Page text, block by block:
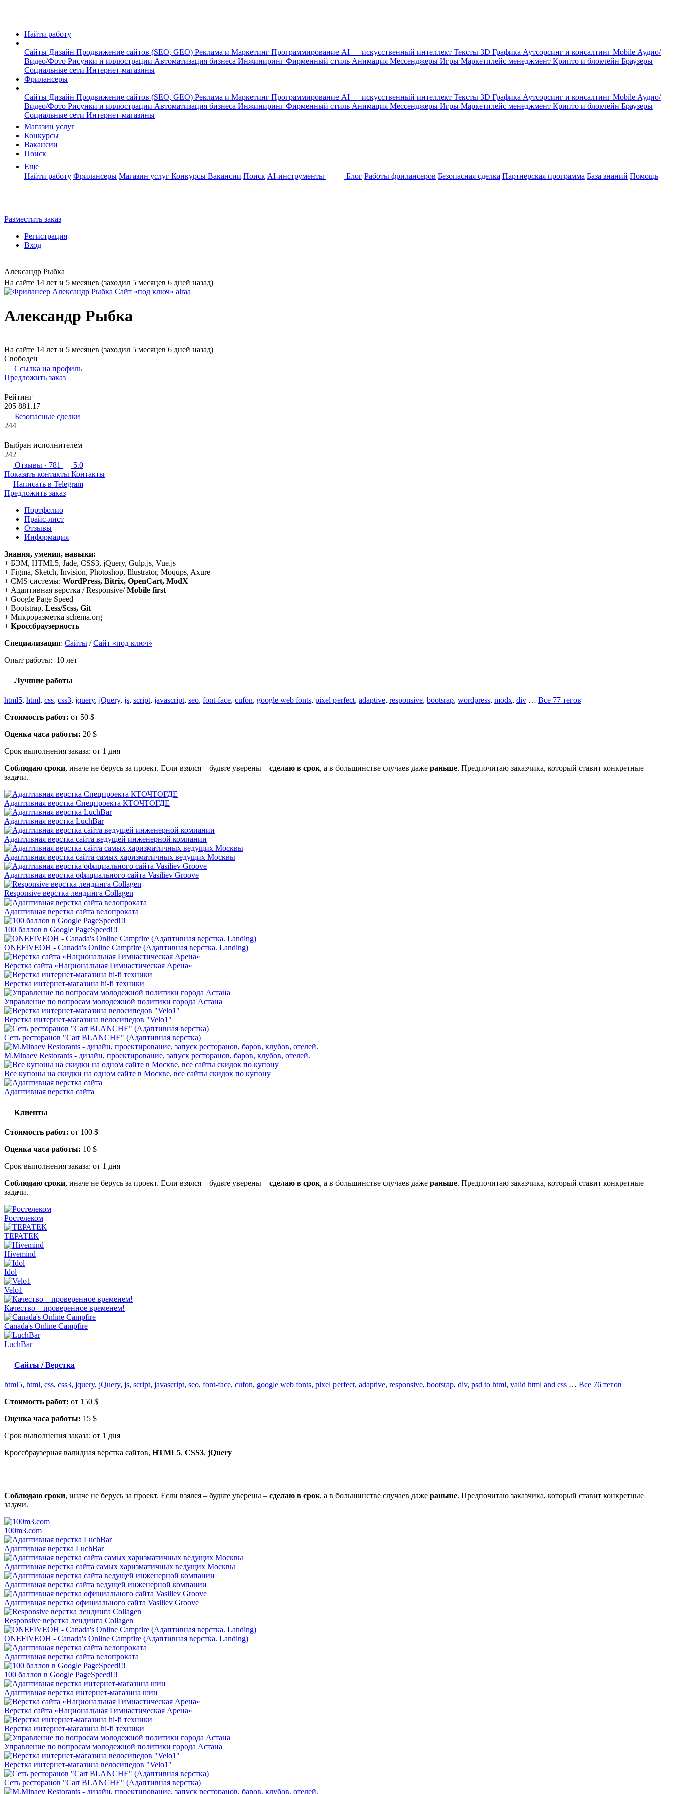
Найти работу
Сайты Дизайн Продвижение сайтов (SEO, GEO) Реклама и Маркетинг Программирование AI — искусственный интеллект Тексты 3D Графика Аутсорсинг и консалтинг Mobile Аудио/
Видео/Фото Рисунки и иллюстрации Автоматизация бизнеса Инжиниринг Фирменный стиль Анимация Мессенджеры Игры Маркетплейс менеджмент Крипто и блокчейн Браузеры
Социальные сети Интернет-магазины
Фрилансеры
Сайты Дизайн Продвижение сайтов (SEO, GEO) Реклама и Маркетинг Программирование AI — искусственный интеллект Тексты 3D Графика Аутсорсинг и консалтинг Mobile Аудио/
Видео/Фото Рисунки и иллюстрации Автоматизация бизнеса Инжиниринг Фирменный стиль Анимация Мессенджеры Игры Маркетплейс менеджмент Крипто и блокчейн Браузеры
Социальные сети Интернет-магазины
Магазин услуг
Конкурсы
Вакансии
Поиск
Еще
Найти работу Фрилансеры Магазин услуг Конкурсы Вакансии Поиск AI-инструменты Блог Работы фрилансеров Безопасная сделка Партнерская программа База знаний Помощь
Разместить заказ
Регистрация
Вход
Александр Рыбка
На сайте 14 лет и 5 месяцев (заходил 5 месяцев 6 дней назад)
Александр Рыбка
На сайте 14 лет и 5 месяцев (заходил 5 месяцев 6 дней назад)
Свободен
Ссылка на профиль
Предложить заказ
Рейтинг
205 881.17
Безопасные сделки
244
Выбран исполнителем
242
Отзывы · 781
5.0
Показать контакты Контакты
Написать в Telegram
Предложить заказ
Портфолио
Прайс-лист
Отзывы
Информация
Знания, умения, навыки:
+ БЭМ, HTML5, Jade, CSS3, jQuery, Gulp.js, Vue.js
+ Figma, Sketch, Invision, Photoshop, Illustrator, Moqups, Axure
+ CMS системы: WordPress, Bitrix, OpenCart, ModX
+ Адаптивная верстка / Responsive/Mobile first
+ Google Page Speed
+ Bootstrap, Less/Scss, Git
+ Микроразметка schema.org
+ Кроссбраузерность
Специализация: Сайты /Сайт «под ключ»
Опыт работы: 10 лет
Лучшие работы
html5, html, css, css3, jquery, jQuery, js, script, javascript, seo, font-face, cufon, google web fonts, pixel perfect, adaptive, responsive, bootsrap, wordpress, modx, div … Все 77 тегов
Стоимость работ: от 50 $
Оценка часа работы: 20 $
Срок выполнения заказа: от 1 дня
Соблюдаю сроки, иначе не берусь за проект. Если взялся – будьте уверены – сделаю в срок, а в большинстве случаев даже раньше. Предпочитаю заказчика, который ставит конкретные
задачи.
Адаптивная верстка Спецпроекта КТОЧТОГДЕ
Адаптивная верстка LuchBar
Адаптивная верстка сайта ведущей инженерной компании
Адаптивная верстка сайта самых харизматичных ведущих Москвы
Адаптивная верстка официального сайта Vasiliev Groove
Responsive верстка лендинга Collagen
Адаптивная верстка сайта велопроката
100 баллов в Google PageSpeed!!!
ONEFIVEOH - Canada's Online Campfire (Адаптивная верстка. Landing)
Верстка сайта «Национальная Гимнастическая Арена»
Верстка интернет-магазина hi-fi техники
Управление по вопросам молодежной политики города Астана
Верстка интернет-магазина велосипедов "Velo1"
Сеть ресторанов "Cart BLANCHE" (Адаптивная верстка)
M.Minaev Restorants - дизайн, проектирование, запуск ресторанов, баров, клубов, отелей.
Все купоны на скидки на одном сайте в Москве, все сайты скидок по купону
Адаптивная верстка сайта
Клиенты
Стоимость работ: от 100 $
Оценка часа работы: 10 $
Срок выполнения заказа: от 1 дня
Соблюдаю сроки, иначе не берусь за проект. Если взялся – будьте уверены – сделаю в срок, а в большинстве случаев даже раньше. Предпочитаю заказчика, который ставит конкретные
задачи.
Ростелеком
ТЕРАТЕК
Hivemind
Idol
Velo1
Качество – проверенное временем!
Canada's Online Campfire
LuchBar
Сайты / Верстка
html5, html, css, css3, jquery, jQuery, js, script, javascript, seo, font-face, cufon, google web fonts, pixel perfect, adaptive, responsive, bootsrap, div, psd to html, valid html and css … Все 76 тегов
Стоимость работ: от 150 $
Оценка часа работы: 15 $
Срок выполнения заказа: от 1 дня
Кроссбраузерная валидная верстка сайтов, HTML5, CSS3, jQuery
Соблюдаю сроки, иначе не берусь за проект. Если взялся – будьте уверены – сделаю в срок, а в большинстве случаев даже раньше. Предпочитаю заказчика, который ставит конкретные
задачи.
100m3.com
Адаптивная верстка LuchBar
Адаптивная верстка сайта самых харизматичных ведущих Москвы
Адаптивная верстка сайта ведущей инженерной компании
Адаптивная верстка официального сайта Vasiliev Groove
Responsive верстка лендинга Collagen
ONEFIVEOH - Canada's Online Campfire (Адаптивная верстка. Landing)
Адаптивная верстка сайта велопроката
100 баллов в Google PageSpeed!!!
Адаптивная верстка интернет-магазина шин
Верстка сайта «Национальная Гимнастическая Арена»
Верстка интернет-магазина hi-fi техники
Управление по вопросам молодежной политики города Астана
Верстка интернет-магазина велосипедов "Velo1"
Сеть ресторанов "Cart BLANCHE" (Адаптивная верстка)